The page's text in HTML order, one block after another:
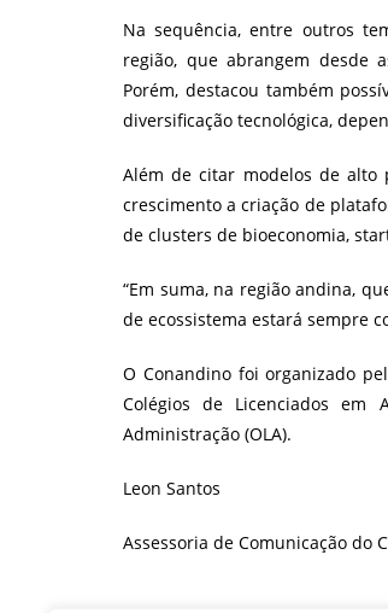
Na sequência, entre outros
região, que abrangem desde
Porém, destacou também
diversificação tecnológica,
Além de citar modelos de alto
crescimento a criação de
de clusters de bioeconomia,
“Em suma, na região andina,
de ecossistema estará sempre
O Conandino foi organizado
Colégios de Licenciados em
Administração (OLA).
Leon Santos
Assessoria de Comunicação do